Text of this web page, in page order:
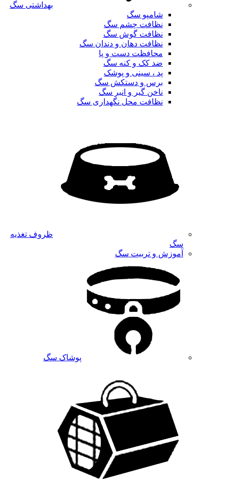
بهداشتی سگ
شامپو سگ
نظافت چشم سگ
نظافت گوش سگ
نظافت دهان و دندان سگ
محافظت دست و پا
ضد کک و کنه سگ
پد ، سینی و پوشک
برس و دستکش سگ
ناخن گیر و انبر سگ
نظافت محل نگهداری سگ
ظروف تغذیه
سگ
آموزش و تربیت سگ
پوشاک سگ